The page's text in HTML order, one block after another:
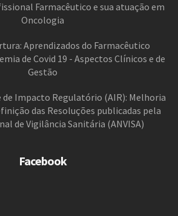
Farmacêutico e sua atuação em
Oncologia
Aprendizados do Farmacêutico
de Covid 19 - Aspectos Clínicos e de
Gestão
de Impacto Regulatório (AIR): Melhoria
das Resoluções publicadas pela
de Vigilância Sanitária (ANVISA)
Facebook